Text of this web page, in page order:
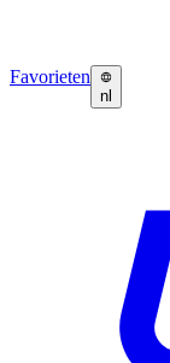
Favorieten
nl